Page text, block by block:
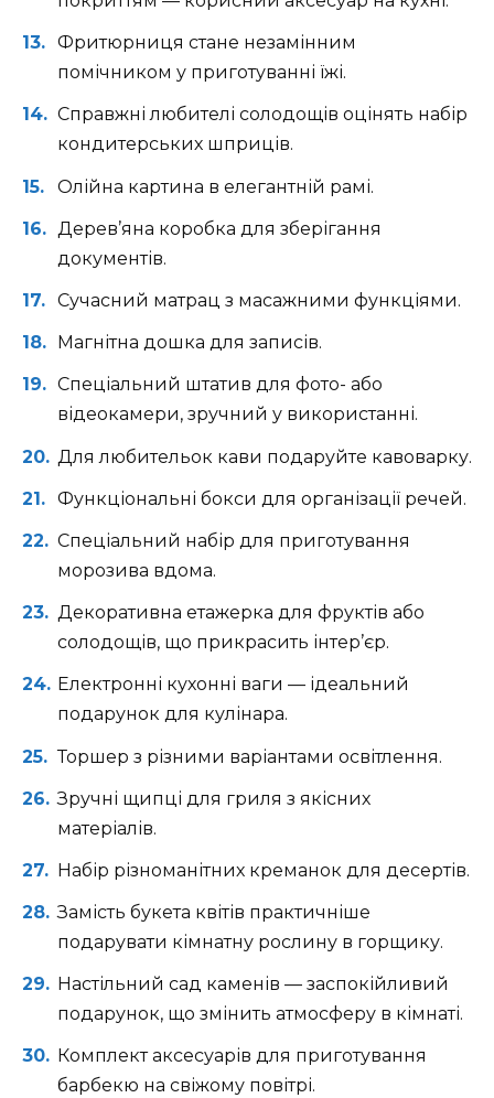
Фритюрниця стане незамінним
помічником у приготуванні їжі.
Справжні любителі солодощів оцінять набір
кондитерських шприців.
Олійна картина в елегантній рамі.
Дерев’яна коробка для зберігання
документів.
Сучасний матрац з масажними функціями.
Магнітна дошка для записів.
Спеціальний штатив для фото- або
відеокамери, зручний у використанні.
Для любительок кави подаруйте кавоварку.
Функціональні бокси для організації речей.
Спеціальний набір для приготування
морозива вдома.
Декоративна етажерка для фруктів або
солодощів, що прикрасить інтер’єр.
Електронні кухонні ваги — ідеальний
подарунок для кулінара.
Торшер з різними варіантами освітлення.
Зручні щипці для гриля з якісних
матеріалів.
Набір різноманітних креманок для десертів.
Замість букета квітів практичніше
подарувати кімнатну рослину в горщику.
Настільний сад каменів — заспокійливий
подарунок, що змінить атмосферу в кімнаті.
Комплект аксесуарів для приготування
барбекю на свіжому повітрі.